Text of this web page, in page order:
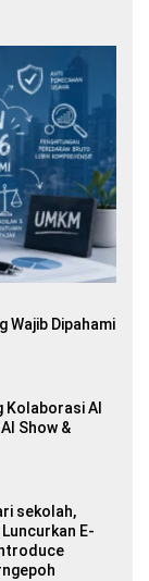
Wajib Dipahami
Kolaborasi AI
Show &
sekolah,
E-